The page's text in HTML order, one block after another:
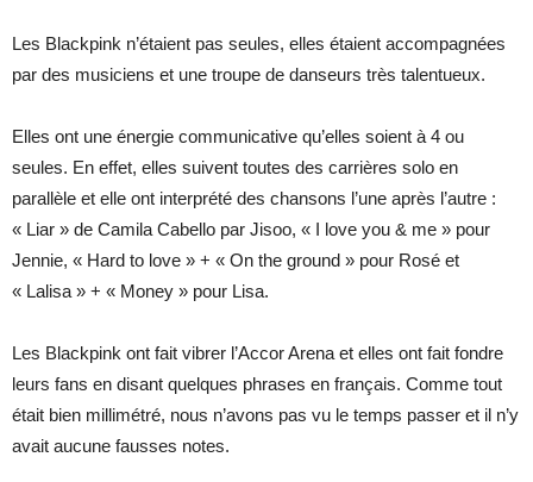
Les Blackpink n’étaient pas seules, elles étaient accompagnées
par des musiciens et une troupe de danseurs très talentueux.
Elles ont une énergie communicative qu’elles soient à 4 ou
seules. En effet, elles suivent toutes des carrières solo en
parallèle et elle ont interprété des chansons l’une après l’autre :
« Liar » de Camila Cabello par Jisoo, « I love you & me » pour
Jennie, « Hard to love » + « On the ground » pour Rosé et
« Lalisa » + « Money » pour Lisa.
Les Blackpink ont fait vibrer l’Accor Arena et elles ont fait fondre
leurs fans en disant quelques phrases en français. Comme tout
était bien millimétré, nous n’avons pas vu le temps passer et il n’y
avait aucune fausses notes.